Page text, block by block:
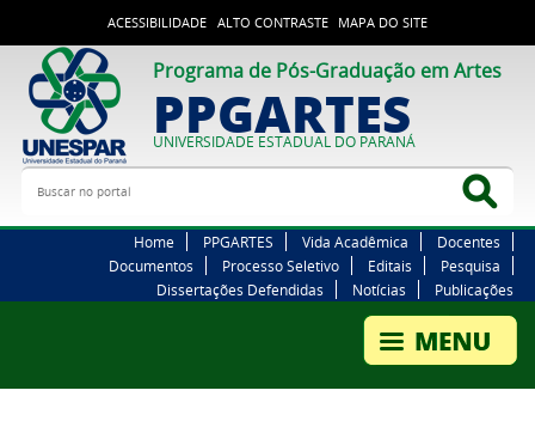
ACESSIBILIDADE ALTO CONTRASTE MAPA DO SITE
Programa de Pós-Graduação em Artes
PPGARTES
UNIVERSIDADE ESTADUAL DO PARANÁ
Buscar no portal
Home PPGARTES Vida Acadêmica
Docentes
Documentos
Processo Seletivo Editais
Pesquisa
Dissertações Defendidas
Notícias Publicações